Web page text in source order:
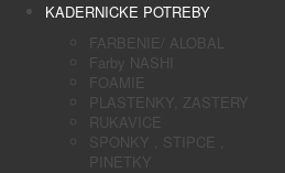
KADERNICKE POTREBY
FARBENIE/ ALOBAL
Farby NASHI
FOAMIE
PLASTENKY, ZASTERY
RUKAVICE
SPONKY , STIPCE ,
PINETKY